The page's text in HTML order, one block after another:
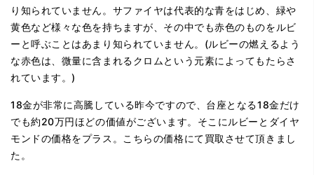
り知られていません。サファイヤは代表的な青をはじめ、緑や
黄色など様々な色を持ちますが、その中でも赤色のものをルビ
ーと呼ぶことはあまり知られていません。(ルビーの燃えるよう
な赤色は、微量に含まれるクロムという元素によってもたらさ
れています。)
18金が非常に高騰している昨今ですので、台座となる18金だけ
でも約20万円ほどの価値がございます。そこにルビーとダイヤ
モンドの価格をプラス。こちらの価格にて買取させて頂きまし
た。